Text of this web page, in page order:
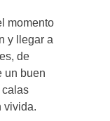
momento
y llegar a
de
un buen
calas
vivida.